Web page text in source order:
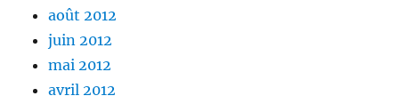
août 2012
juin 2012
mai 2012
avril 2012